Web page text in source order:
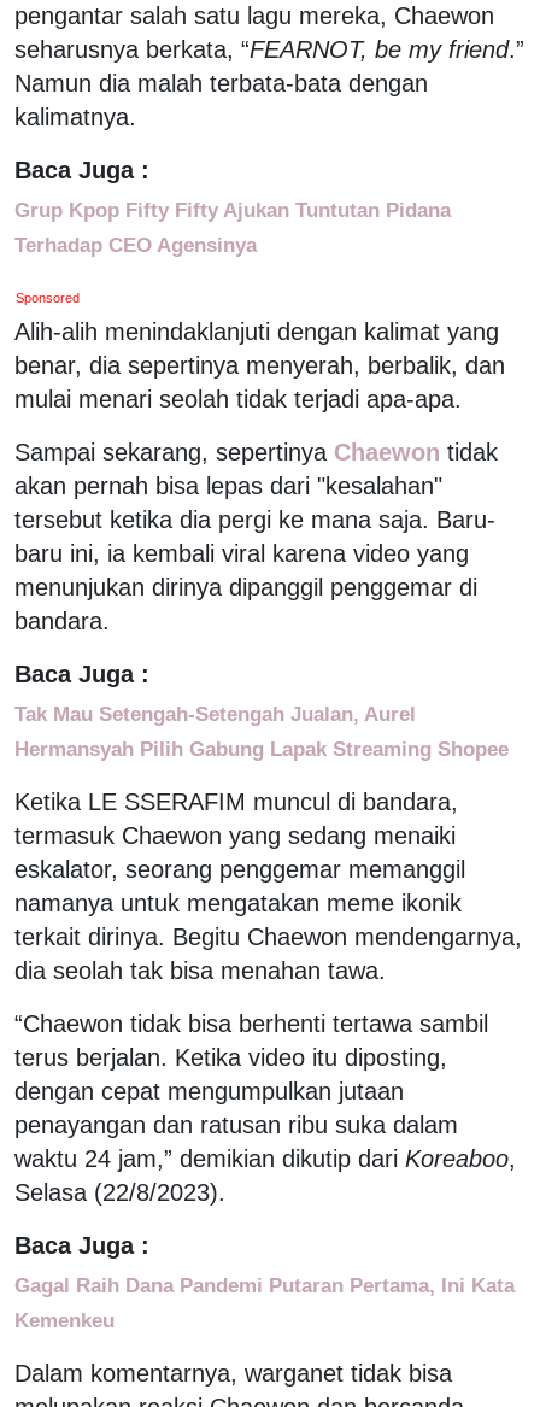
pengantar salah satu lagu mereka, Chaewon
seharusnya berkata, “FEARNOT, be my friend.”
Namun dia malah terbata-bata dengan
kalimatnya.
Baca Juga :
Grup Kpop Fifty Fifty Ajukan Tuntutan Pidana
Terhadap CEO Agensinya
Sponsored
Alih-alih menindaklanjuti dengan kalimat yang
benar, dia sepertinya menyerah, berbalik, dan
mulai menari seolah tidak terjadi apa-apa.
Sampai sekarang, sepertinya Chaewon tidak
akan pernah bisa lepas dari "kesalahan"
tersebut ketika dia pergi ke mana saja. Baru-
baru ini, ia kembali viral karena video yang
menunjukan dirinya dipanggil penggemar di
bandara.
Baca Juga :
Tak Mau Setengah-Setengah Jualan, Aurel
Hermansyah Pilih Gabung Lapak Streaming Shopee
Ketika LE SSERAFIM muncul di bandara,
termasuk Chaewon yang sedang menaiki
eskalator, seorang penggemar memanggil
namanya untuk mengatakan meme ikonik
terkait dirinya. Begitu Chaewon mendengarnya,
dia seolah tak bisa menahan tawa.
“Chaewon tidak bisa berhenti tertawa sambil
terus berjalan. Ketika video itu diposting,
dengan cepat mengumpulkan jutaan
penayangan dan ratusan ribu suka dalam
waktu 24 jam,” demikian dikutip dari Koreaboo,
Selasa (22/8/2023).
Baca Juga :
Gagal Raih Dana Pandemi Putaran Pertama, Ini Kata
Kemenkeu
Dalam komentarnya, warganet tidak bisa